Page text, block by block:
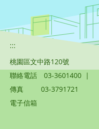
:::
桃園區文中路120號
聯絡電話
03-3601400 |
傳真
03-3791721
電子信箱